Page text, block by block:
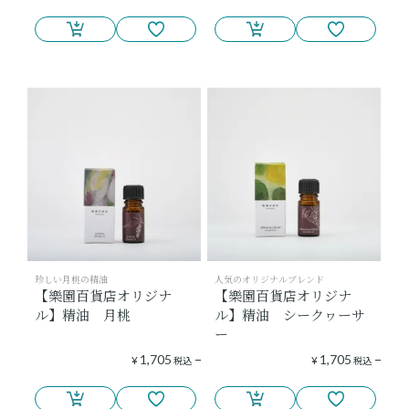
珍しい月桃の精油
【樂園百貨店オリジナ
ル】精油 月桃
¥ 1,705 税込
人気のオリジナルブレンド
【樂園百貨店オリジナ
ル】精油 シークヮーサ
ー
¥ 1,705 税込